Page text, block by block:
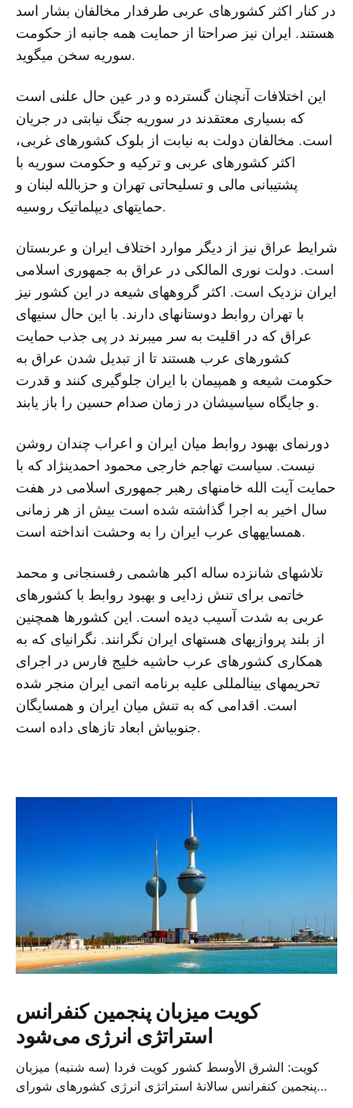
در کنار اکثر کشورهای عربی طرفدار مخالفان بشار اسد
هستند. ایران نیز صراحتا از حمایت همه جانبه از حکومت
سوریه سخن میگوید.
این اختلافات آنچنان گسترده و در عین حال علنی است
که بسیاری معتقدند در سوریه جنگ نیابتی در جریان
است. مخالفان دولت به نیابت از بلوک کشورهای غربی،
اکثر کشورهای عربی و ترکیه و حکومت سوریه با
پشتیبانی مالی و تسلیحاتی تهران و حزبالله لبنان و
حمایتهای دیپلماتیک روسیه.
شرایط عراق نیز از دیگر موارد اختلاف ایران و عربستان
است. دولت نوری المالکی در عراق به جمهوری اسلامی
ایران نزدیک است. اکثر گروههای شیعه در این کشور نیز
با تهران روابط دوستانهای دارند. با این حال سنیهای
عراق که در اقلیت به سر میبرند در پی جذب حمایت
کشورهای عرب هستند تا از تبدیل شدن عراق به
حکومت شیعه و همپیمان با ایران جلوگیری کنند و قدرت
و جایگاه سیاسیشان در زمان صدام حسین را باز یابند.
دورنمای بهبود روابط میان ایران و اعراب چندان روشن
نیست. سیاست تهاجم خارجی محمود احمدینژاد که با
حمایت آیت الله خامنهای رهبر جمهوری اسلامی در هفت
سال اخیر به اجرا گذاشته شده است بیش از هر زمانی
همسایههای عرب ایران را به وحشت انداخته است.
تلاشهای شانزده ساله اکبر هاشمی رفسنجانی و محمد
خاتمی برای تنش زدایی و بهبود روابط با کشورهای
عربی به شدت آسیب دیده است. این کشورها همچنین
از بلند پروازیهای هستهای ایران نگرانند. نگرانیای که به
همکاری کشورهای عرب حاشیه خلیج فارس در اجرای
تحریمهای بینالمللی علیه برنامه اتمی ایران منجر شده
است. اقدامی که به تنش میان ایران و همسایگان
جنوبیاش ابعاد تازهای داده است.
کویت میزبان پنجمین کنفرانس
استراتژی انرژی می‌شود
کویت: الشرق الأوسط کشور کویت فردا (سه شنبه) میزبان
پنجمین کنفرانس سالانهٔ استراتژی انرژی کشورهای شورای